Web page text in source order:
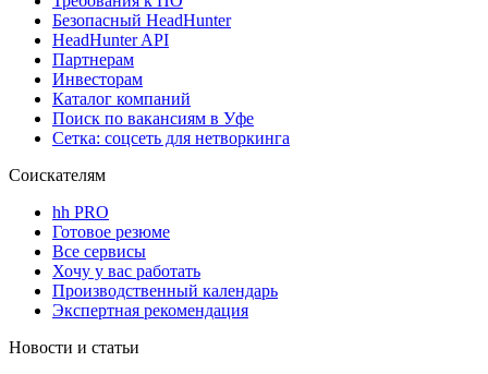
Безопасный HeadHunter
HeadHunter API
Партнерам
Инвесторам
Каталог компаний
Поиск по вакансиям в Уфе
Сетка: соцсеть для нетворкинга
Соискателям
hh PRO
Готовое резюме
Все сервисы
Хочу у вас работать
Производственный календарь
Экспертная рекомендация
Новости и статьи